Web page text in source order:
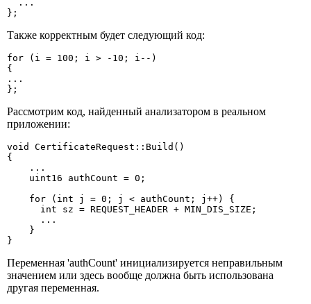
  ...
};
Также корректным будет следующий код:
for (i = 100; i > -10; i--)
{
...
};
Рассмотрим код, найденный анализатором в реальном
приложении:
void CertificateRequest::Build()
{
    ...
    uint16 authCount = 0;
    for (int j = 0; j < authCount; j++) {
      int sz = REQUEST_HEADER + MIN_DIS_SIZE;
      ...
    }
}
Переменная 'authCount' инициализируется неправильным
значением или здесь вообще должна быть использована
другая переменная.